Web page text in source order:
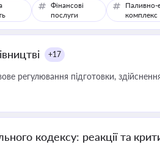
Фінансові
послуги
Паливно-
комплекс
+17
регулювання підготовки,
кодексу: реакції та